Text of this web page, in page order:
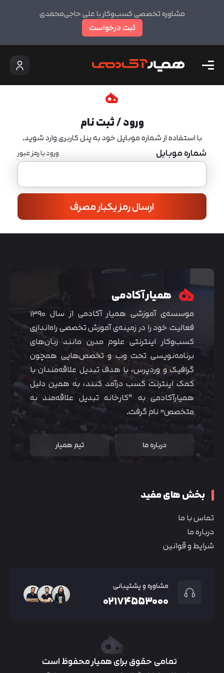
مشاوره تخصصی کسب‌وکار با علی حاجی‌محمدی
ثبت درخواست
ورود / ثبت نام
با استفاده از شماره موبایل خود به پنل کاربری وارد شوید.
شماره موبایل ورود با رمز عبور
ارسال رمز یکبار مصرف
همیار آکادمی
موسسه‌ی آموزشی همیار آکادمی از سال ۱۳۹۰
فعالیت خود را در زمینه‌ی آموزش تخصصی راه‌اندازی
کسب‌و‌کار اینترنتی علوم مدرن مانند زبان‌های
برنامه‌نویسی تحت وب و تخصص‌هایی همچون
گرافیک و وردپرس، با هدف تبدیل علاقه‌مندان با
کمک اینترنت کسب درآمد کنند، به همین دلیل
همیارآکادمی به “کارخانه تبدیل علاقه‌مند به
متخصص” نام گرفت.
درباره ما تیم همیار
بخش های مفید
تماس با ما
درباره ما
شرایط و قوانین
مشاوره و پشتیبانی
۰۲۱۷۴۵۵۳۰۰۰
تمامی حقوق برای همیار محفوظ است
متوجه شدم